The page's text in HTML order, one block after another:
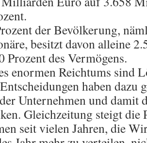
der Bevölkerung,
besitzt davon alleine
Prozent des Vermögens.
enormen Reichtums sind
haben dazu
Unternehmen und damit
Gleichzeitung steigt
seit vielen Jahren, die